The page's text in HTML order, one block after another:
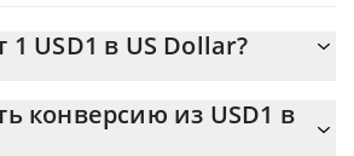
1 USD1 в US Dollar?
равно 0.999705 {toSymbol
конверсию из USD1 в